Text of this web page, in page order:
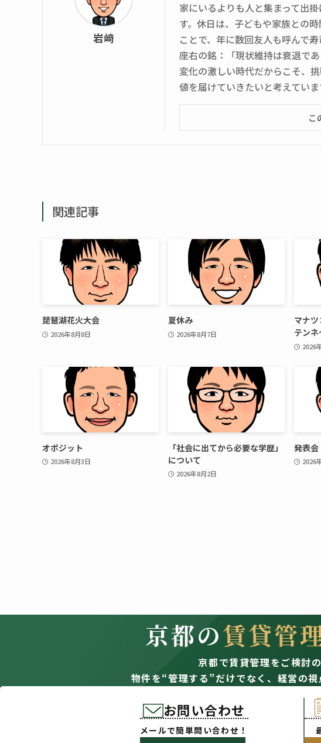
岩﨑
家にいるよりも人と集まって出
す。休日は、子どもや家族との
ことで、年に数回友人も呼んで寿
座右の銘：「現状維持は衰退であ
変化の激しい時代だからこそ、
値を届けていきたいと考えていま
こ
関連記事
琵琶湖花火大会
2026年8月8日
夏休み
2026年8月7日
マナ
テンネ
2026
オポジット
2026年8月3日
「社会に出てから必要な学歴」
について
2026年8月2日
発表会
2026
京都の賃貸管
京都で賃貸管理をご検討の
物件を“管理する”だけでなく、経営の
お問い合わせ
メールで簡単問い合わせ！